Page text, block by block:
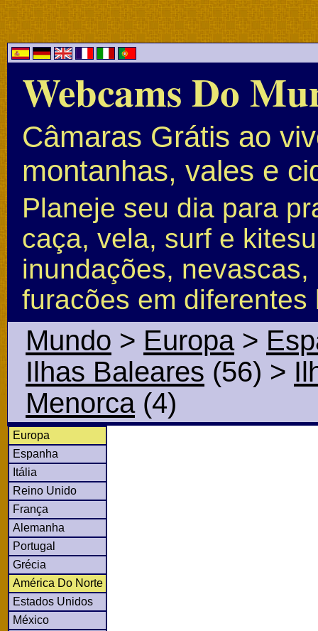
Webcams Do
Câmaras Grátis ao
montanhas, vales e
Planeje seu dia para
caça, vela, surf e
inundações,
furacões em
Mundo > Europa>
Ilhas Baleares (56) >
Menorca(4)
Europa
Espanha
Itália
Reino Unido
França
Alemanha
Portugal
Grécia
América Do Norte
Estados Unidos
México